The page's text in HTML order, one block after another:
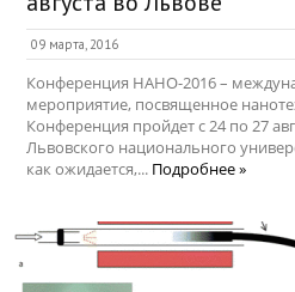
09 марта, 2016
Конференция НАНО-2016 –
мероприятие, посвященное
Конференция пройдет с 24 по 27
Львовского национального
как ожидается,... Подробнее »